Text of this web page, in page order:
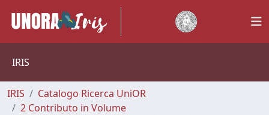
IRIS
IRIS
Catalogo Ricerca UniOR
2 Contributo in Volume